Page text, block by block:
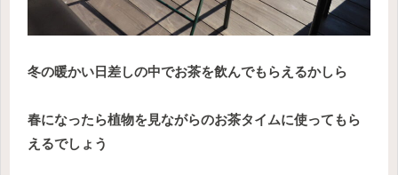
冬の暖かい日差しの中でお茶を飲んでもらえるかしら
春になったら植物を見ながらのお茶タイムに使ってもら
えるでしょう